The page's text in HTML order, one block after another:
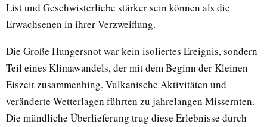
List und Geschwisterliebe stärker sein können als die
Erwachsenen in ihrer Verzweiflung.
Die Große Hungersnot war kein isoliertes Ereignis, sondern
Teil eines Klimawandels, der mit dem Beginn der Kleinen
Eiszeit zusammenhing. Vulkanische Aktivitäten und
veränderte Wetterlagen führten zu jahrelangen Missernten.
Die mündliche Überlieferung trug diese Erlebnisse durch